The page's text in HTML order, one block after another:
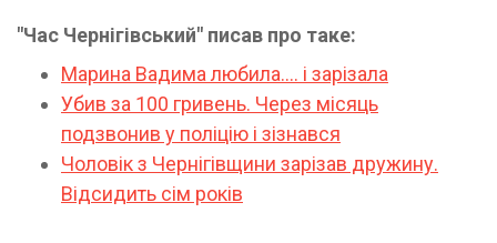
"Час Чернігівський" писав про таке:
Марина Вадима любила.... і зарізала
Убив за 100 гривень. Через місяць
подзвонив у поліцію і зізнався
Чоловік з Чернігівщини зарізав дружину.
Відсидить сім років